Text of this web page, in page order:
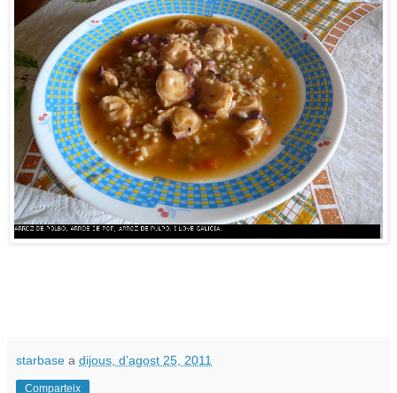
starbase a dijous, d’agost 25, 2011
Comparteix